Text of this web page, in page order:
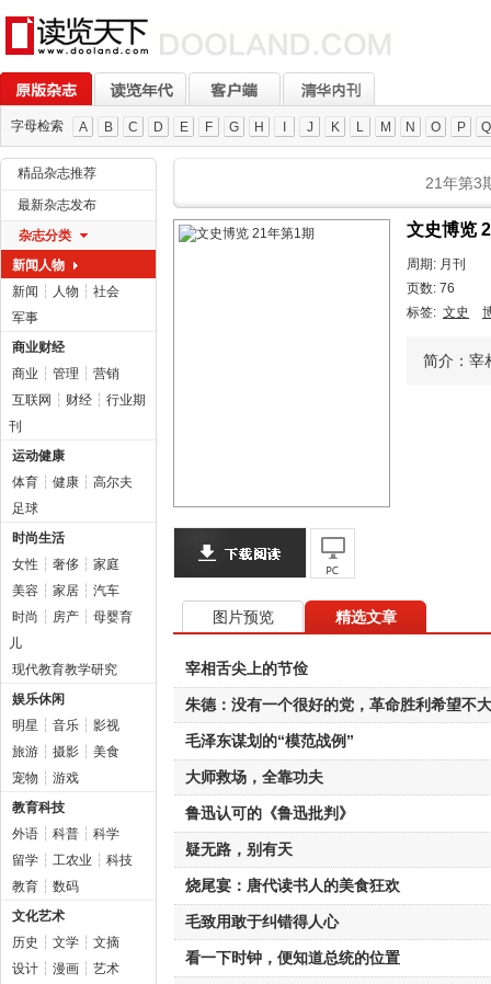
字母检索 A B C D E F G H J K L M N O P Q
精品杂志推荐
最新杂志发布
杂志分类
新闻人物
新闻 ┆ 人物 ┆ 社会
军事
商业财经
商业 ┆ 管理 ┆ 营销
互联网 ┆ 财经 ┆ 行业期
刊
运动健康
体育 ┆ 健康 ┆ 高尔夫
足球
时尚生活
女性 ┆ 奢侈 ┆ 家庭
美容 ┆ 家居 ┆ 汽车
时尚 ┆ 房产 ┆ 母婴育
儿
现代教育教学研究
娱乐休闲
明星 ┆ 音乐 ┆ 影视
旅游 ┆ 摄影 ┆ 美食
宠物 ┆ 游戏
教育科技
外语 ┆ 科普 ┆ 科学
留学 ┆ 工农业 ┆ 科技
教育 ┆ 数码
文化艺术
历史 ┆ 文学 ┆ 文摘
设计 ┆ 漫画 ┆ 艺术
21年第3
文史博览
周期: 月刊
页数: 76
标签: 文史
简介：宰
图片预览 精选文章
宰相舌尖上的节俭
朱德：没有一个很好的党，革命胜利希望不大
毛泽东谋划的“模范战例”
大师救场，全靠功夫
鲁迅认可的《鲁迅批判》
疑无路，别有天
烧尾宴：唐代读书人的美食狂欢
毛致用敢于纠错得人心
看一下时钟，便知道总统的位置